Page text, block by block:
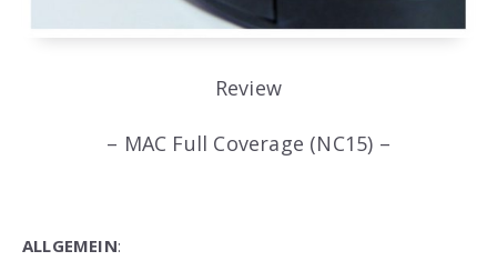
Review
– MAC Full Coverage (NC15) –
ALLGEMEIN: